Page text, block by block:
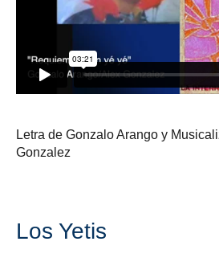
Letra de Gonzalo Arango y
Gonzalez
Los Yetis